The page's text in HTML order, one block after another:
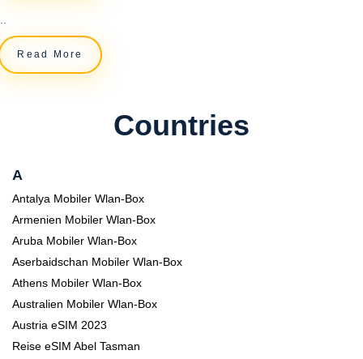
Read More
Countries
A
Antalya Mobiler Wlan-Box
Armenien Mobiler Wlan-Box
Aruba Mobiler Wlan-Box
Aserbaidschan Mobiler Wlan-Box
Athens Mobiler Wlan-Box
Australien Mobiler Wlan-Box
Austria eSIM 2023
Reise eSIM Abel Tasman